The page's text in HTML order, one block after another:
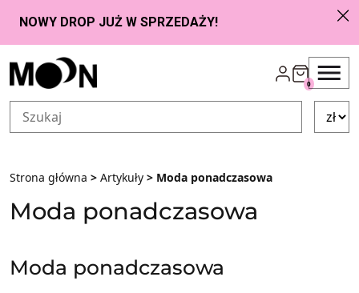
Przejdź do zawartości
0
Strona główna > Artykuły > Moda ponadczasowa
Moda ponadczasowa
Moda ponadczasowa